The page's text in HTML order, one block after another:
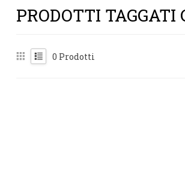
PRODOTTI
0 Prodotti